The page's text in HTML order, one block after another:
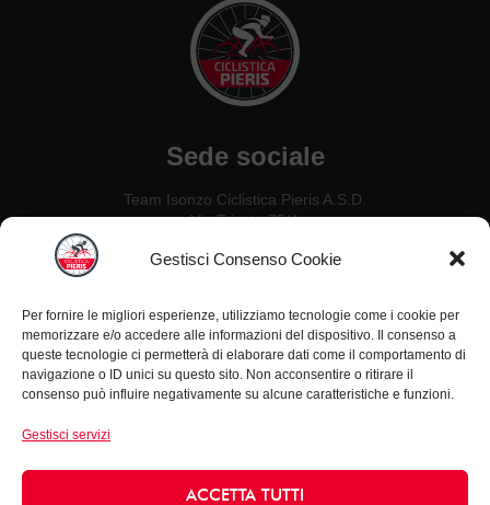
Gestisci Consenso Cookie
Per fornire le migliori esperienze, utilizziamo tecnologie come i cookie per
memorizzare e/o accedere alle informazioni del dispositivo. Il consenso a
queste tecnologie ci permetterà di elaborare dati come il comportamento di
navigazione o ID unici su questo sito. Non acconsentire o ritirare il
consenso può influire negativamente su alcune caratteristiche e funzioni.
Gestisci servizi
ACCETTA TUTTI
ESORDIENTI PREMIAZIONI
ALLIEVI PREMIAZIONI
Sede sociale
Team Isonzo Ciclistica Pieris A.S.D.
Via Trieste 75/A
Ezio De Crignis: 328 2637451
Guido Carlet: 333 5342954
Nillo Canciani: 338 4933730
Leonardo Zanello: 347 4656952
Privacy Policy